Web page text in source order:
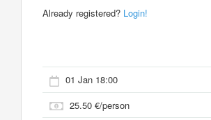
Already registered? Login!
01 Jan 18:00
25.50 €/person